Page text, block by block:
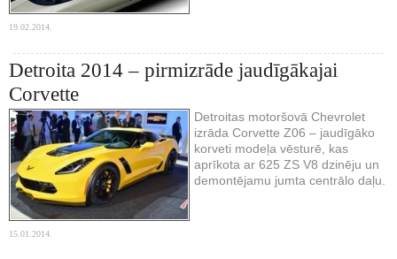
19.02.2014.
Detroita 2014 – pirmizrāde jaudīgākajai
Corvette
Detroitas motoršovā Chevrolet
izrāda Corvette Z06 – jaudīgāko
korveti modeļa vēsturē, kas
aprīkota ar 625 ZS V8 dzinēju un
demontējamu jumta centrālo daļu.
15.01.2014.